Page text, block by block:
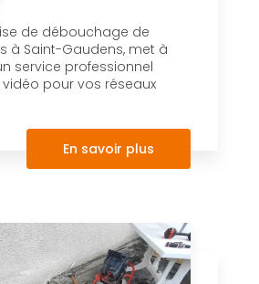
de débouchage de
à Saint-Gaudens, met à
service professionnel
vidéo pour vos réseaux
En savoir plus